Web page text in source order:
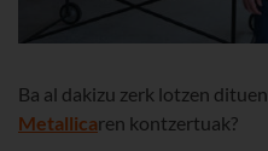
Ba al dakizu zerk lotzen dituen
Metallicaren kontzertuak?